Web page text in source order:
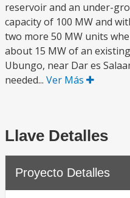
reservoir and an under-
capacity of 100 MW and
two more 50 MW units
about 15 MW of an
Ubungo, near Dar es
needed... Ver Más
Llave Detalles
Proyecto Detalles